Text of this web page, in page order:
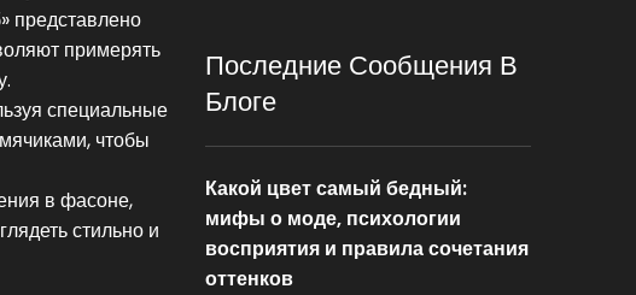
представлено
примерять
специальные
чтобы
в фасоне,
стильно и
Последние Сообщения В
Блоге
Какой цвет самый бедный:
мифы о моде, психологии
восприятия и правила сочетания
оттенков